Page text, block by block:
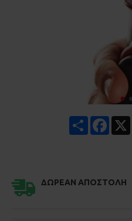
Share
ΔΩΡΕΆΝ ΑΠΟΣΤΟΛΉ